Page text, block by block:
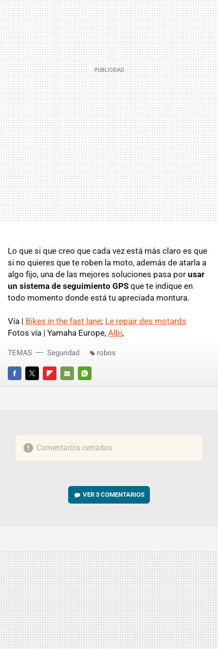
Lo que si que creo que cada vez está más claro es que
si no quieres que te roben la moto, además de atarla a
algo fijo, una de las mejores soluciones pasa por usar
un sistema de seguimiento GPS que te indique en
todo momento donde está tu apreciada montura.
Vía | Bikes in the fast lane; Le repair des motards
Fotos vía | Yamaha Europe, Albi,
FACEBOOKTWITTERFLIPBOARD
E-
WHATSAPP
TEMAS Seguridad robos
Comentarios cerrados
VER3 COMENTARIOS